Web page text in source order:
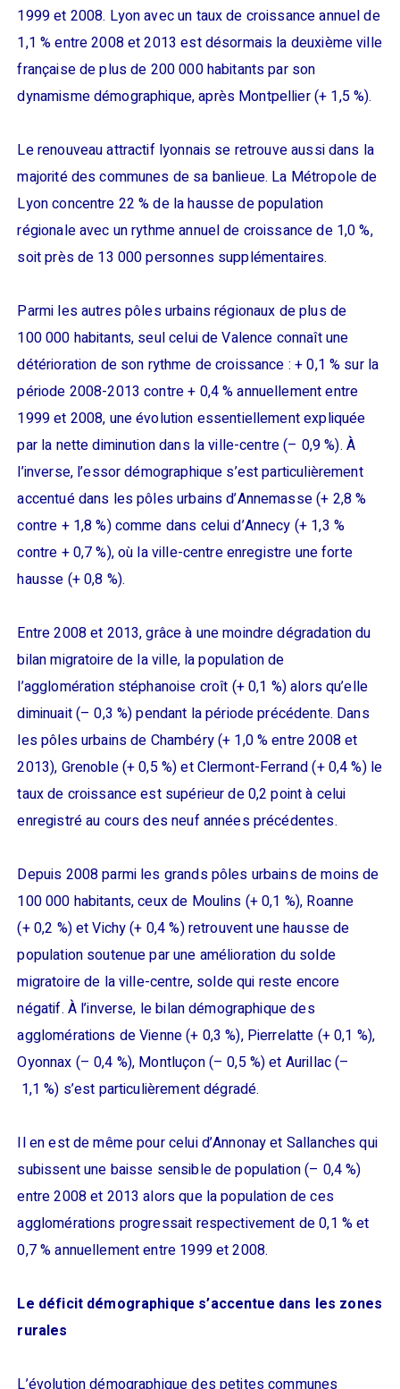
1999 et 2008. Lyon avec un taux de croissance annuel de
1,1 % entre 2008 et 2013 est désormais la deuxième ville
française de plus de 200 000 habitants par son
dynamisme démographique, après Montpellier (+ 1,5 %).
Le renouveau attractif lyonnais se retrouve aussi dans la
majorité des communes de sa banlieue. La Métropole de
Lyon concentre 22 % de la hausse de population
régionale avec un rythme annuel de croissance de 1,0 %,
soit près de 13 000 personnes supplémentaires.
Parmi les autres pôles urbains régionaux de plus de
100 000 habitants, seul celui de Valence connaît une
détérioration de son rythme de croissance : + 0,1 % sur la
période 2008-2013 contre + 0,4 % annuellement entre
1999 et 2008, une évolution essentiellement expliquée
par la nette diminution dans la ville-centre (– 0,9 %). À
l’inverse, l’essor démographique s’est particulièrement
accentué dans les pôles urbains d’Annemasse (+ 2,8 %
contre + 1,8 %) comme dans celui d’Annecy (+ 1,3 %
contre + 0,7 %), où la ville-centre enregistre une forte
hausse (+ 0,8 %).
Entre 2008 et 2013, grâce à une moindre dégradation du
bilan migratoire de la ville, la population de
l’agglomération stéphanoise croît (+ 0,1 %) alors qu’elle
diminuait (– 0,3 %) pendant la période précédente. Dans
les pôles urbains de Chambéry (+ 1,0 % entre 2008 et
2013), Grenoble (+ 0,5 %) et Clermont-Ferrand (+ 0,4 %) le
taux de croissance est supérieur de 0,2 point à celui
enregistré au cours des neuf années précédentes.
Depuis 2008 parmi les grands pôles urbains de moins de
100 000 habitants, ceux de Moulins (+ 0,1 %), Roanne
(+ 0,2 %) et Vichy (+ 0,4 %) retrouvent une hausse de
population soutenue par une amélioration du solde
migratoire de la ville-centre, solde qui reste encore
négatif. À l’inverse, le bilan démographique des
agglomérations de Vienne (+ 0,3 %), Pierrelatte (+ 0,1 %),
Oyonnax (– 0,4 %), Montluçon (– 0,5 %) et Aurillac (–
1,1 %) s’est particulièrement dégradé.
Il en est de même pour celui d’Annonay et Sallanches qui
subissent une baisse sensible de population (– 0,4 %)
entre 2008 et 2013 alors que la population de ces
agglomérations progressait respectivement de 0,1 % et
0,7 % annuellement entre 1999 et 2008.
Le déficit démographique s’accentue dans les zones
rurales
L’évolution démographique des petites communes